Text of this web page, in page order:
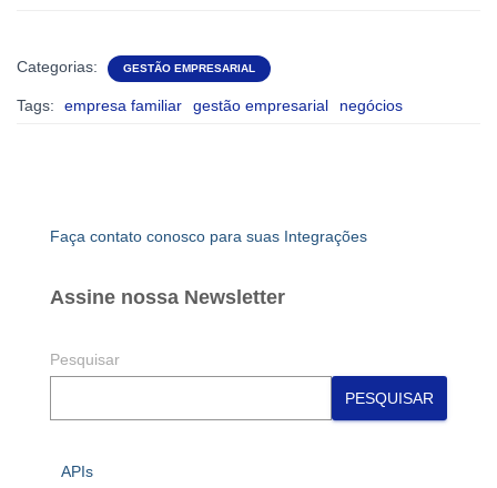
Categorias: GESTÃO EMPRESARIAL
Tags: empresa familiar gestão empresarial negócios
Faça contato conosco para suas Integrações
Assine nossa Newsletter
Pesquisar
PESQUISAR
APIs